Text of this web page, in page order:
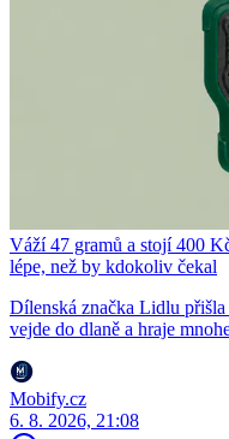
Váží 47 gramů a stojí 400
lépe, než by kdokoliv čekal
Dílenská značka Lidlu
vejde do dlaně a hraje
Mobify.cz
6. 8. 2026, 21:08